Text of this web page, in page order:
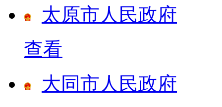
太原市人民政府
查看
大同市人民政府